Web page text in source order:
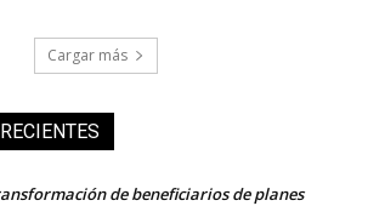
Cargar más
de beneficiarios de planes